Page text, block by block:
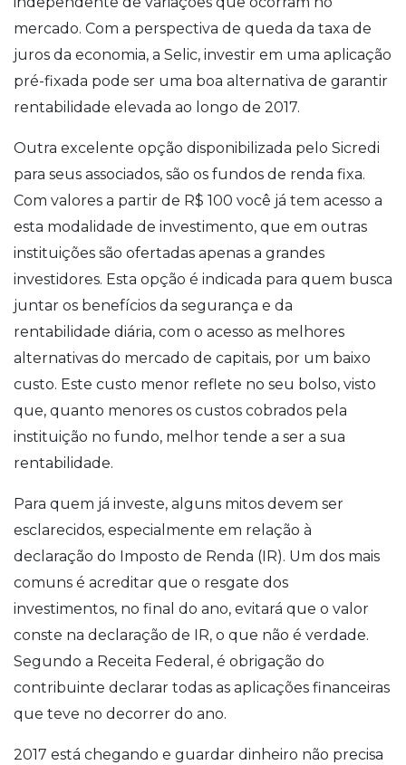
mercado. Com a perspectiva de queda da taxa de
juros da economia, a Selic, investir em uma aplicação
pré-fixada pode ser uma boa alternativa de garantir
rentabilidade elevada ao longo de 2017.
Outra excelente opção disponibilizada pelo Sicredi
para seus associados, são os fundos de renda fixa.
Com valores a partir de R$ 100 você já tem acesso a
esta modalidade de investimento, que em outras
instituições são ofertadas apenas a grandes
investidores. Esta opção é indicada para quem busca
juntar os benefícios da segurança e da
rentabilidade diária, com o acesso as melhores
alternativas do mercado de capitais, por um baixo
custo. Este custo menor reflete no seu bolso, visto
que, quanto menores os custos cobrados pela
instituição no fundo, melhor tende a ser a sua
rentabilidade.
Para quem já investe, alguns mitos devem ser
esclarecidos, especialmente em relação à
declaração do Imposto de Renda (IR). Um dos mais
comuns é acreditar que o resgate dos
investimentos, no final do ano, evitará que o valor
conste na declaração de IR, o que não é verdade.
Segundo a Receita Federal, é obrigação do
contribuinte declarar todas as aplicações financeiras
que teve no decorrer do ano.
2017 está chegando e guardar dinheiro não precisa